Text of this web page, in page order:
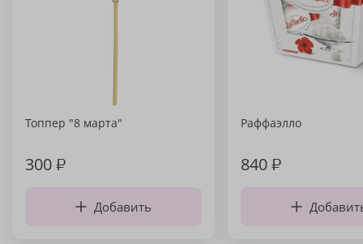
Топпер "8 марта"
300₽
Добавить
Раффаэлло
840₽